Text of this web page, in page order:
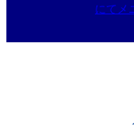
にてメ